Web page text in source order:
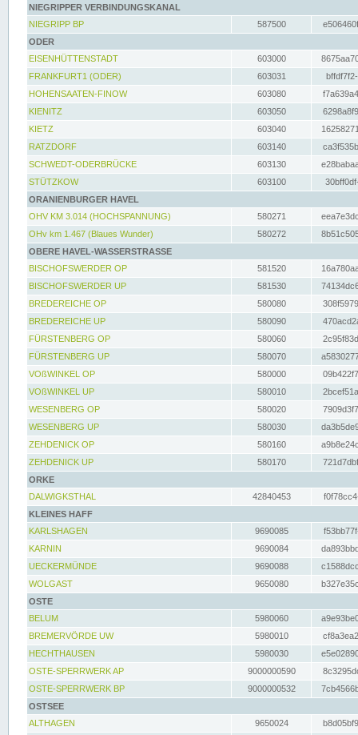
NIEGRIPPER VERBINDUNGSKANAL
NIEGRIPP BP
587500
ODER
EISENHÜTTENSTADT
603000
FRANKFURT1 (ODER)
603031
HOHENSAATEN-FINOW
603080
KIENITZ
603050
KIETZ
603040
RATZDORF
603140
SCHWEDT-ODERBRÜCKE
603130
STÜTZKOW
603100
ORANIENBURGER HAVEL
OHV KM 3.014 (HOCHSPANNUNG)
580271
OHv km 1.467 (Blaues Wunder)
580272
OBERE HAVEL-WASSERSTRASSE
BISCHOFSWERDER OP
581520
BISCHOFSWERDER UP
581530
BREDEREICHE OP
580080
BREDEREICHE UP
580090
FÜRSTENBERG OP
580060
FÜRSTENBERG UP
580070
VOßWINKEL OP
580000
VOßWINKEL UP
580010
WESENBERG OP
580020
WESENBERG UP
580030
ZEHDENICK OP
580160
ZEHDENICK UP
580170
ORKE
DALWIGKSTHAL
42840453
KLEINES HAFF
KARLSHAGEN
9690085
KARNIN
9690084
UECKERMÜNDE
9690088
WOLGAST
9650080
OSTE
BELUM
5980060
BREMERVÖRDE UW
5980010
HECHTHAUSEN
5980030
OSTE-SPERRWERK AP
9000000590
OSTE-SPERRWERK BP
9000000532
OSTSEE
ALTHAGEN
9650024